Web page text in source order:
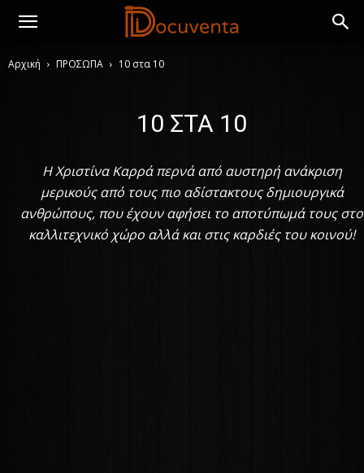
Αρχική ΠΡΟΣΩΠΑ 10 στα 10
10 ΣΤΑ 10
Η Χριστίνα Καρρά περνά από αυστηρή ανάκριση
μερικούς από τους πιο αδίστακτους δημιουργικά
ανθρώπους, που έχουν αφήσει το αποτύπωμά τους στο
καλλιτεχνικό χώρο αλλά και στις καρδιές του κοινού!